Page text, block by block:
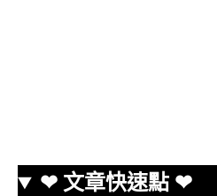
❤ 文章快速點 ❤